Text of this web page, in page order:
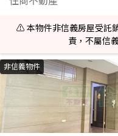
⚠️ 本物件非信義房屋受託
責，不屬信
非信義物件